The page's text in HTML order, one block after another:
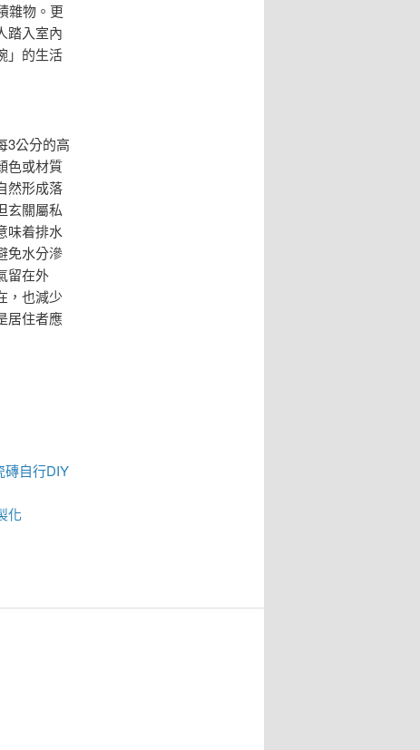
雜物。更
踏入室內
」的生活
3公分的高
色或材質
然形成落
玄關屬私
味着排水
免水分滲
留在外
，也減少
居住者應
磚自行DIY
化